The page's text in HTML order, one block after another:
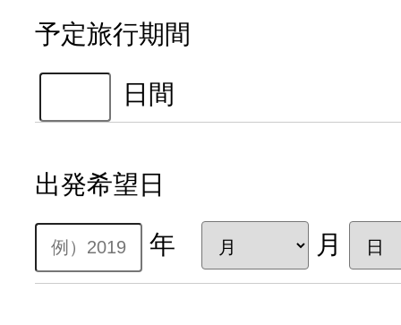
予定旅行期間
日間
出発希望日
年
月